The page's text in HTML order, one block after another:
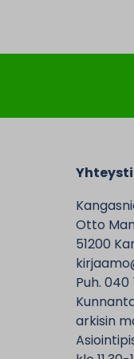
Otto
51200
Puh. 040
arkisin